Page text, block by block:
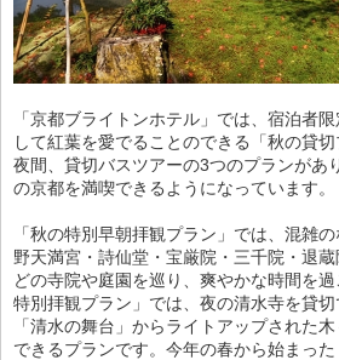
「京都ブライトンホテル」では、宿泊者
して紅葉を愛でることのできる「秋の貸切
夜間、貸切バスツアーの3つのプランがあ
の京都を満喫できるようになっています。
「秋の特別早朝拝観プラン」では、混雑
野天満宮・詩仙堂・宝厳院・三千院・退
どの寺院や庭園を巡り、爽やかな時間を
特別拝観プラン」では、夜の清水寺を貸
「清水の舞台」からライトアップされた
できるプランです。今年の春から始まっ